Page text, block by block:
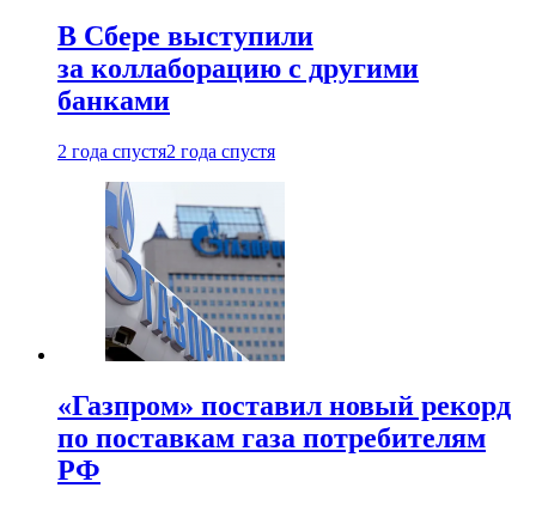
В Сбере выступили
за коллаборацию с другими
банками
2 года спустя2 года спустя
«Газпром» поставил новый рекорд
по поставкам газа потребителям
РФ